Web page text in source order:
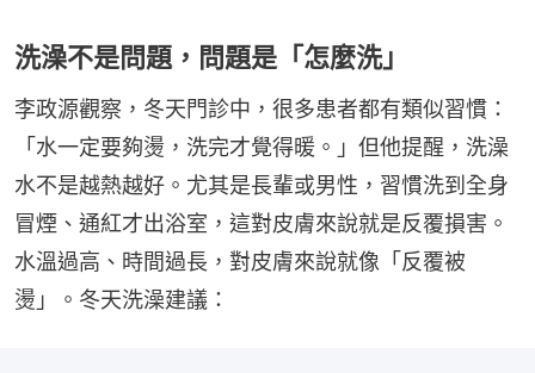
洗澡不是問題，問題是「怎麼洗」
李政源觀察，冬天門診中，很多患者都有類似習慣：
「水一定要夠燙，洗完才覺得暖。」但他提醒，洗澡
水不是越熱越好。尤其是長輩或男性，習慣洗到全身
冒煙、通紅才出浴室，這對皮膚來說就是反覆損害。
水溫過高、時間過長，對皮膚來說就像「反覆被
燙」。冬天洗澡建議：